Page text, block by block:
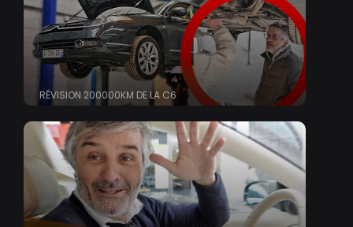
RÉVISION 200000KM DE LA C6